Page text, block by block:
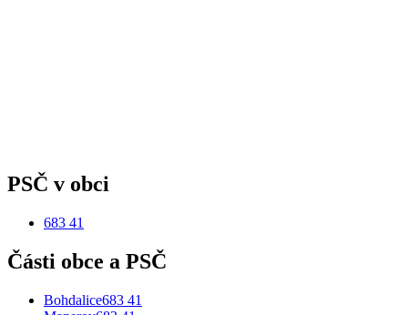
PSČ v obci
683 41
Části obce a PSČ
Bohdalice683 41